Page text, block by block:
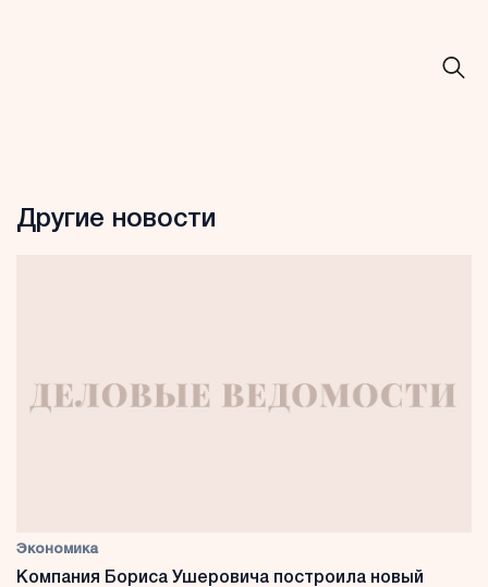
Другие новости
Экономика
Компания Бориса Ушеровича построила новый